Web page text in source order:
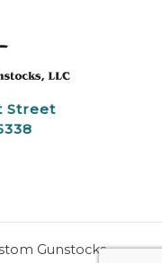
Street
Gunstocks